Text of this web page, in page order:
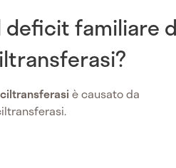
deficit familiare
è causato da